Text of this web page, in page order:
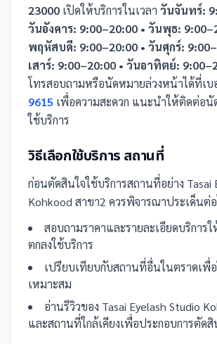
23000 เปิดให้บริการในเวลา วันจันทร์:
วันอังคาร: 9:00–20:00 • วันพุธ:
พฤหัสบดี: 9:00–20:00 • วันศุกร์:
เสาร์: 9:00–20:00 • วันอาทิตย์:
โทรสอบถามหรือนัดหมายล่วงหน้าได้ที่เบ
9615 เพื่อความสะดวก แนะนำให้ติดต่อนั
ใช้บริการ
วิธีเลือกใช้บริการ สถานที่
ก่อนตัดสินใจใช้บริการสถานที่อย่าง Tasai
Kohkood สาขา2 ควรพิจารณาประเด็นต่
สอบถามราคาและรายละเอียดบริการ
ตกลงใช้บริการ
เปรียบเทียบกับสถานที่อื่นในตราดเพื่
เหมาะสม
อ่านรีวิวของ Tasai Eyelash Studio
และสถานที่ใกล้เคียงเพื่อประกอบการตัดสิ